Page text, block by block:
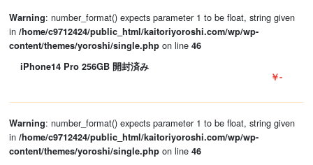
Warning: number_format() expects parameter 1 to be float, string given
in /home/c9712424/public_html/kaitoriyoroshi.com/wp/wp-
content/themes/yoroshi/single.phpon line 46
iPhone14 Pro 256GB 開封済み
￥-
Warning: number_format() expects parameter 1 to be float, string given
in /home/c9712424/public_html/kaitoriyoroshi.com/wp/wp-
content/themes/yoroshi/single.phpon line 46